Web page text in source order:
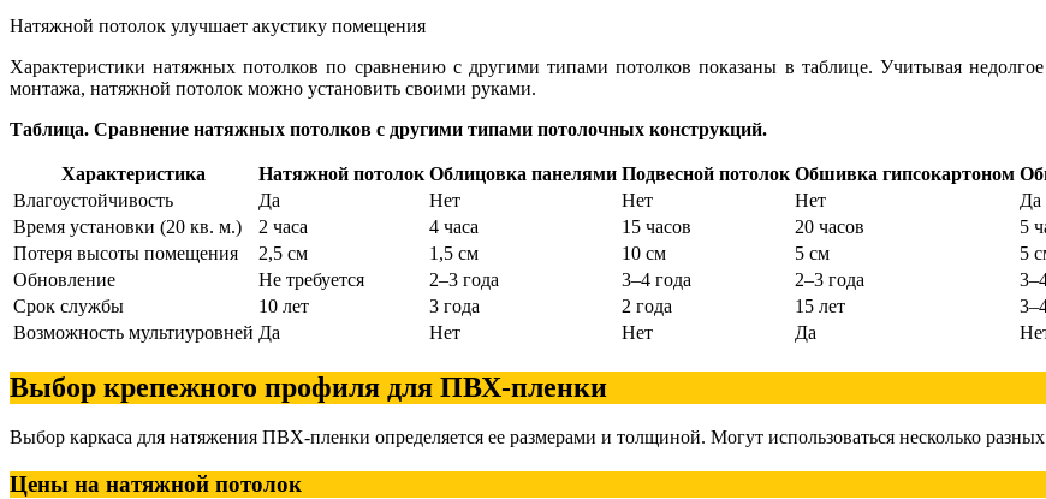
Натяжной потолок улучшает акустику помещения
Характеристики натяжных потолков по сравнению с другими типами потолков показаны в таблице. Учитывая
монтажа, натяжной потолок можно установить своими руками.
Таблица. Сравнение натяжных потолков с другими типами потолочных конструкций.
Характеристика Натяжной потолок Облицовка панелями Подвесной потолок Обшивка гипсокартоном
Влагоустойчивость
Да Нет Нет Нет
Да
Время установки (20 кв. м.)
2 часа 4 часа 15 часов 20 часов
5
Потеря высоты помещения
2,5 см 1,5 см 10 см 5 см
5
Обновление
Не требуется 2–3 года 3–4 года 2–3 года
Срок службы
10 лет 3 года 2 года 15 лет
Возможность мультиуровней Да Нет Нет Да
Выбор крепежного профиля для ПВХ-пленки
Выбор каркаса для натяжения ПВХ-пленки определяется ее размерами и толщиной. Могут использоваться несколько
Цены на натяжной потолок